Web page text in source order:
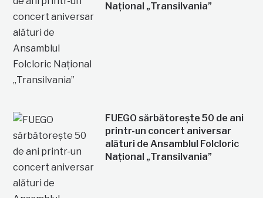
Național „Transilvania”
FUEGO sărbătorește 50 de ani
printr-un concert aniversar
alături de Ansamblul Folcloric
Național „Transilvania”